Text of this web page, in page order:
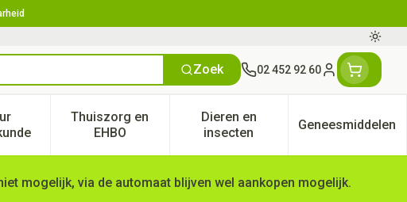
Zoek 02 452 92 60
Klant menu
categorie
50+ categorie
submenu voor Natuur geneeskunde categorie
Thuiszorg en
EHBOToon submenu voor Thuiszorg en EHBO categorie
Dieren en
insectenToon submenu voor Dieren
Geneesmiddelen
Toon
mogelijk, via de automaat blijven wel aankopen mogelijk.